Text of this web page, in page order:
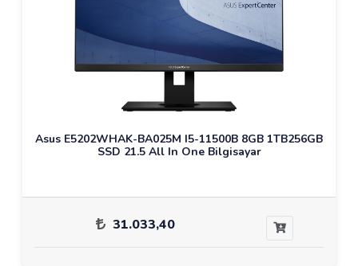
Asus E5202WHAK-BA025M I5-11500B 8GB 1TB256GB
SSD 21.5 All In One Bilgisayar
31.033,40